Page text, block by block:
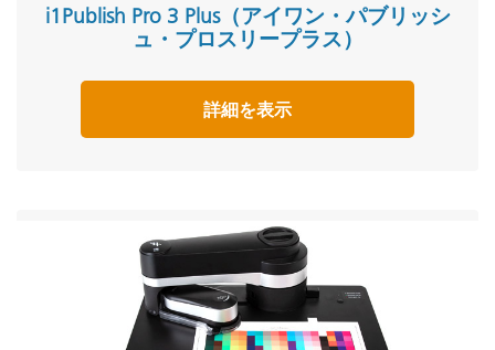
i1Publish Pro 3 Plus（アイワン・パブリッシ
ュ・プロスリープラス）
詳細を表示